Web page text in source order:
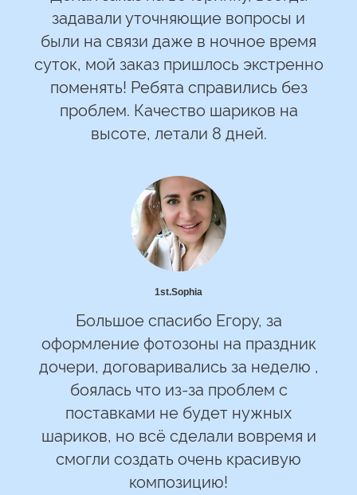
задавали уточняющие вопросы и
были на связи даже в ночное время
суток, мой заказ пришлось экстренно
поменять! Ребята справились без
проблем. Качество шариков на
высоте, летали 8 дней.
1st.Sophia
Большое спасибо Егору, за
оформление фотозоны на праздник
дочери, договаривались за неделю ,
боялась что из-за проблем с
поставками не будет нужных
шариков, но всё сделали вовремя и
смогли создать очень красивую
композицию!